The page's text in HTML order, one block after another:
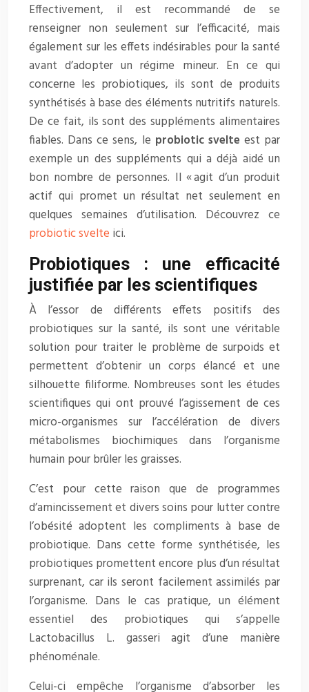
Effectivement, il est recommandé de se
renseigner non seulement sur l’efficacité, mais
également sur les effets indésirables pour la santé
avant d’adopter un régime mineur. En ce qui
concerne les probiotiques, ils sont de produits
synthétisés à base des éléments nutritifs naturels.
De ce fait, ils sont des suppléments alimentaires
fiables. Dans ce sens, le probiotic svelte est par
exemple un des suppléments qui a déjà aidé un
bon nombre de personnes. Il « agit d’un produit
actif qui promet un résultat net seulement en
quelques semaines d’utilisation. Découvrez ce
probiotic svelte ici.
Probiotiques : une efficacité
justifiée par les scientifiques
À l’essor de différents effets positifs des
probiotiques sur la santé, ils sont une véritable
solution pour traiter le problème de surpoids et
permettent d’obtenir un corps élancé et une
silhouette filiforme. Nombreuses sont les études
scientifiques qui ont prouvé l’agissement de ces
micro-organismes sur l’accélération de divers
métabolismes biochimiques dans l’organisme
humain pour brûler les graisses.
C’est pour cette raison que de programmes
d’amincissement et divers soins pour lutter contre
l’obésité adoptent les compliments à base de
probiotique. Dans cette forme synthétisée, les
probiotiques promettent encore plus d’un résultat
surprenant, car ils seront facilement assimilés par
l’organisme. Dans le cas pratique, un élément
essentiel des probiotiques qui s’appelle
Lactobacillus L. gasseri agit d’une manière
phénoménale.
Celui-ci empêche l’organisme d’absorber les